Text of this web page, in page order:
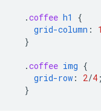
.coffee h1
{
grid-column : 1
}
.coffee img {
grid-row : 2/4 ;
}